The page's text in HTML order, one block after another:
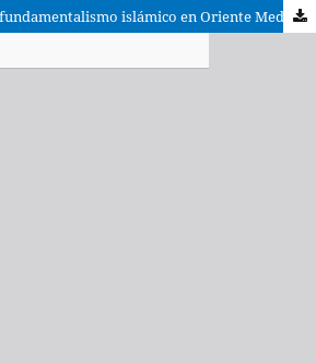
Mito y realidad del fundamentalismo islámico en Oriente Medio: el caso egipcio